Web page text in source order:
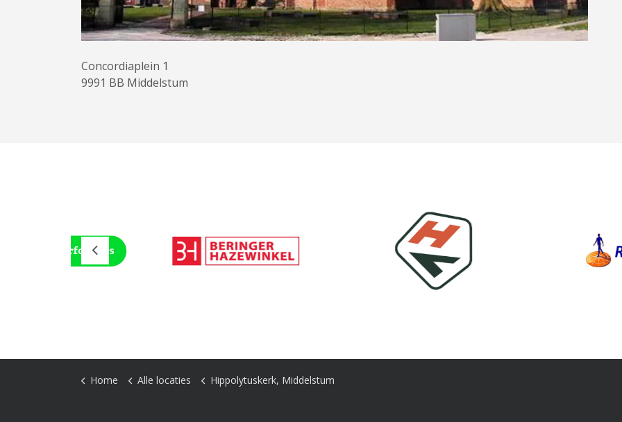
Concordiaplein 1
9991 BB Middelstum
Previous
Home Alle locaties Hippolytuskerk, Middelstum